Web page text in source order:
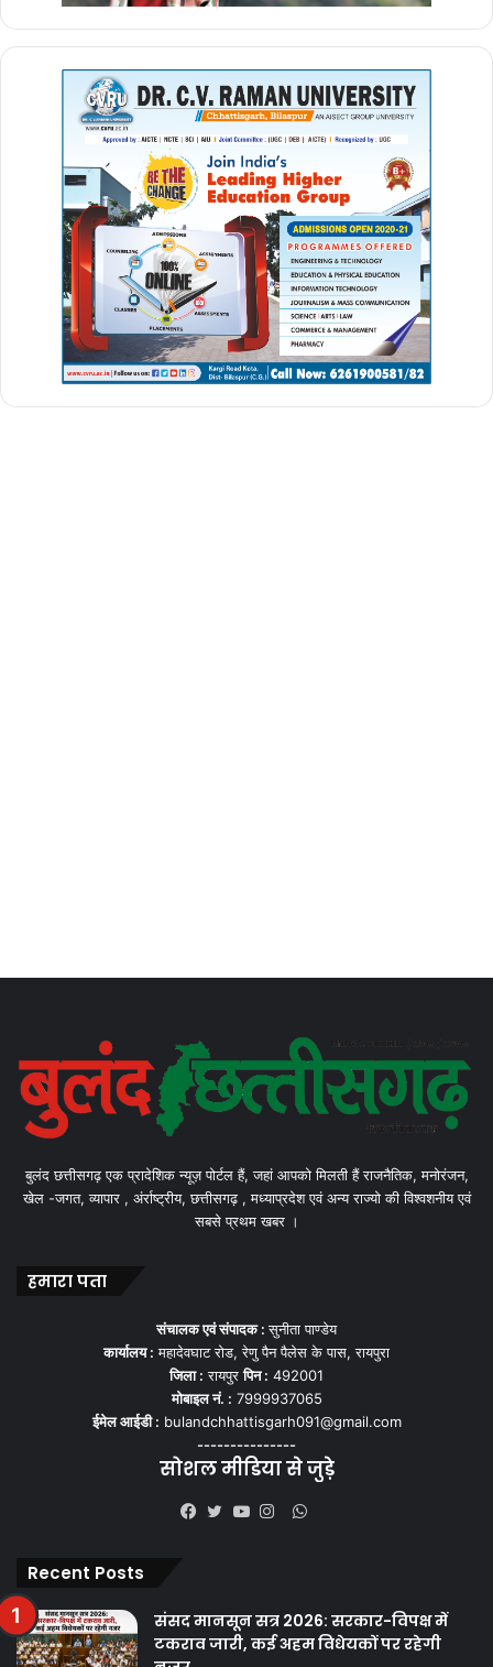
बुलंद छत्तीसगढ़ एक प्रादेशिक न्यूज़ पोर्टल हैं, जहां आपको मिलती हैं राजनैतिक, मनोरंजन,
खेल -जगत, व्यापार , अंर्राष्ट्रीय, छत्तीसगढ़ , मध्याप्रदेश एवं अन्य राज्यो की विश्वशनीय एवं
सबसे प्रथम खबर ।
हमारा पता
संचालक एवं संपादक :सुनीता पाण्डेय
कार्यालय : महादेवघाट रोड, रेणु पैन पैलेस के पास, रायपुरा
जिला : रायपुरपिन : 492001
मोबाइल नं. : 7999937065
ईमेल आईडी : bulandchhattisgarh091@gmail.com
---------------
सोशल मीडिया से जुड़े
WhatsApp
Recent Posts
संसद मानसून सत्र 2026: सरकार-विपक्ष में
टकराव जारी, कई अहम विधेयकों पर रहेगी